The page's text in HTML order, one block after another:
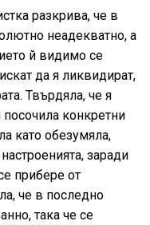
разкрива, че в
неадекватно, а
й видимо се
да я ликвидират,
Твърдяла, че я
конкретни
като обезумяла,
заради
прибере от
че в последно
така че се